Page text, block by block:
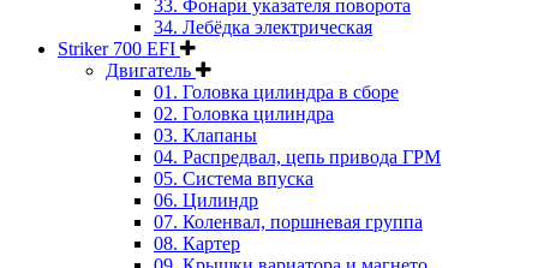
33. Фонари указателя поворота
34. Лебёдка электрическая
Striker 700 EFI
Двигатель
01. Головка цилиндра в сборе
02. Головка цилиндра
03. Клапаны
04. Распредвал, цепь привода ГРМ
05. Система впуска
06. Цилиндр
07. Коленвал, поршневая группа
08. Картер